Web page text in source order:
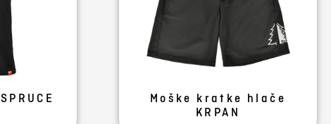
Moške kratke hlače
KRPAN